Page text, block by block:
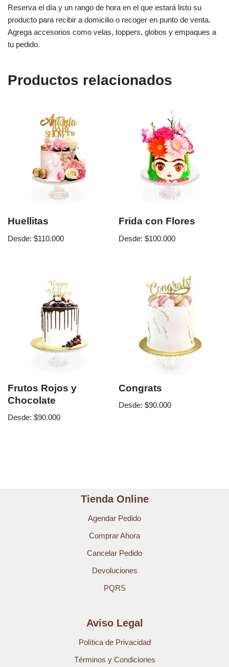
Reserva el día y un rango de hora en el que estará listo su
producto para recibir a domicilio o recoger en punto de venta.
Agrega accesorios como velas, toppers, globos y empaques a
tu pedido.
Productos relacionados
Huellitas
Desde: $110.000
Frida con Flores
Desde:$100.000
Frutos Rojos y
Chocolate
Desde: $90.000
Congrats
Desde:$90.000
Tienda Online
Agendar Pedido
Comprar Ahora
Cancelar Pedido
Devoluciones
PQRS
Aviso Legal
Política de Privacidad
Términos y Condiciones